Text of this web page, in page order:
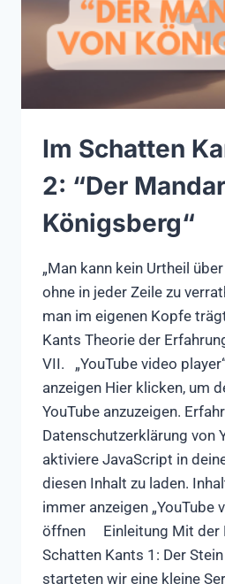
Im Schatten
2: “Der
Königsberg“
„Man kann kein Urtheil
ohne in jeder Zeile zu
man im eigenen Kopfe
Kants Theorie der
VII. „YouTube video
anzeigen Hier klicken, um
YouTube anzuzeigen.
Datenschutzerklärung von
aktiviere JavaScript in
diesen Inhalt zu laden.
immer anzeigen „YouTube
öffnen Einleitung Mit der
Schatten Kants 1: Der
starteten wir eine kleine